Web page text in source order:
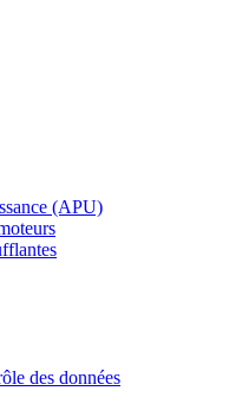
(APU)
des données